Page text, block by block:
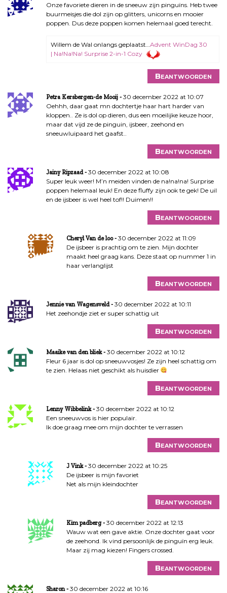
Onze favoriete dieren in de sneeuw zijn pinguïns. Heb twee
buurmeisjes die dol zijn op glitters, unicorns en mooier
poppen. Dus deze poppen komen helemaal goed terecht.
Willem de Wal onlangs geplaatst… Advent WinDag 30
| Na!Na!Na! Surprise 2-in-1 Cozy
Beantwoorden
Petra Kersbergen-de Mooij
30 december 2022 at 10:07
Oehhh, daar gaat mn dochtertje haar hart harder van
kloppen.. Ze is dol op dieren, dus een moeilijke keuze hoor,
maar dat vijd ze de pinguin, ijsbeer, zeehond en
sneeuwluipaard het gaafst..
Beantwoorden
Jainy Ripzaad
30 december 2022 at 10:08
Super leuk weer! M’n meiden vinden de na!na!na! Surprise
poppen helemaal leuk! En deze fluffy zijn ook te gek! De uil
en de ijsbeer is wel heel tof!! Duimen!!
Beantwoorden
Cheryl Van de loo
30 december 2022 at 11:09
De ijsbeer is prachtig om te zien. Mijn dochter
maakt heel graag kans. Deze staat op nummer 1 in
haar verlanglijst
Beantwoorden
Jennie van Wagensveld
30 december 2022 at 10:11
Het zeehondje ziet er super schattig uit
Beantwoorden
Maaike van den bliek
30 december 2022 at 10:12
Fleur 6 jaar is dol op sneeuwvosjes! Ze zijn heel schattig om
te zien. Helaas niet geschikt als huisdier
Beantwoorden
Lenny Wibbelink
30 december 2022 at 10:12
Een sneeuwvos is hier populair.
Ik doe graag mee om mijn dochter te verrassen
Beantwoorden
J Vink
30 december 2022 at 10:25
De ijsbeer is mijn favoriet
Net als mijn kleindochter
Beantwoorden
Kim padberg
30 december 2022 at 12:13
Wauw wat een gave aktie. Onze dochter gaat voor
de zeehond. Ik vind persoonlijk de pinguïn erg leuk.
Maar zij mag kiezen! Fingers crossed.
Beantwoorden
Sharon
30 december 2022 at 10:16